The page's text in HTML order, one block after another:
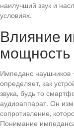
наилучший звук и
условиях.
Влияние
мощность
Импеданс наушников
определяет, как
звука, будь то
аудиоаппарат. Он
сопротивление,
Понимание